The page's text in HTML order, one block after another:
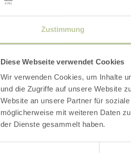
Zustimmung
Diese Webseite verwendet Cookies
Wir verwenden Cookies, um Inhalte
und die Zugriffe auf unsere Website
Website an unsere Partner für
möglicherweise mit weiteren Daten
der Dienste gesammelt haben.